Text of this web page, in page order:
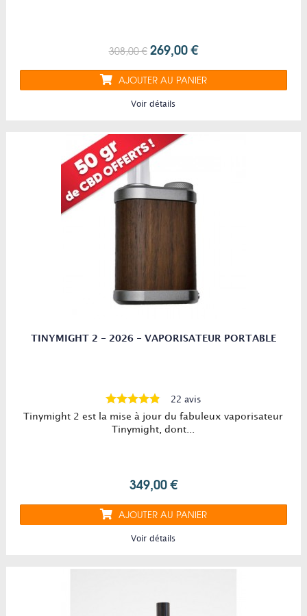
308,00 € 269,00 €
AJOUTER AU PANIER
Voir détails
TINYMIGHT 2 - 2026 - VAPORISATEUR PORTABLE
22 avis
Tinymight 2 est la mise à jour du fabuleux vaporisateur
Tinymight, dont...
349,00 €
AJOUTER AU PANIER
Voir détails